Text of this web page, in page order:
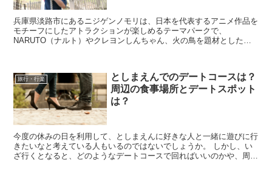
兵庫県淡路市にあるニジゲンノモリは、日本を代表するアニメ作品を
モチーフにしたアトラクションが楽しめるテーマパークで、
NARUTO（ナルト）やクレヨンしんちゃん、火の鳥を題材としたア
旅行・行楽
としまえんでのデートコースは？
周辺の食事場所とデートスポット
は？
今度の休みの日を利用して、としまえんに好きな人と一緒に遊びに行
きたいなと考えている人もいるのではないでしょうか。 しかし、い
ざ行くとなると、どのようなデートコースで回ればいいのかや、周辺